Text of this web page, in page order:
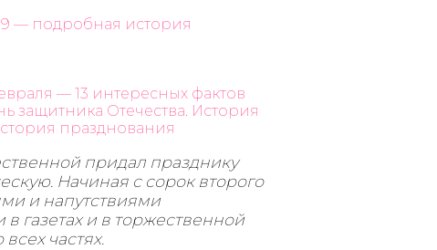
— подробная история
— 13 интересных фактов
защитника Отечества. История
празднования
придал празднику
Начиная с сорок второго
и напутствиями
газетах и в торжественной
частях.